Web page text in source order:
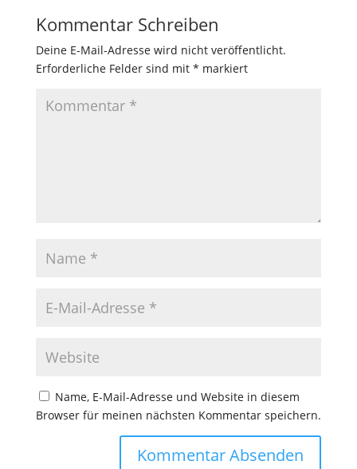
Kommentar Schreiben
Deine E-Mail-Adresse wird nicht veröffentlicht.
Erforderliche Felder sind mit * markiert
Name, E-Mail-Adresse und Website in diesem
Browser für meinen nächsten Kommentar speichern.